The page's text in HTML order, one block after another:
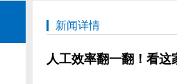
新闻详情
人工效率翻一翻！看